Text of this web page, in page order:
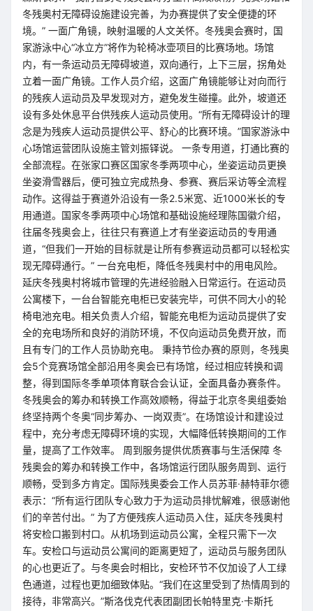
冬残奥村无障碍设施建设完善，为办赛提供了安全便捷的环
境。” 一面广角镜，映射温暖的人文关怀。冬残奥会赛时，国
家游泳中心“冰立方”将作为轮椅冰壶项目的比赛场地。场馆
内，有一条运动员无障碍坡道，双向通行，上下三层，拐角处
立着一面广角镜。工作人员介绍，这面广角镜能够让对向而行
的残疾人运动员及早发现对方，避免发生碰撞。此外，坡道还
设有多处休息平台供残疾人运动员使用。“所有无障碍设计的理
念是为残疾人运动员提供公平、舒心的比赛环境。”国家游泳中
心场馆运营团队设施主管刘振铎说。 一条专用道，打通比赛的
全部流程。在张家口赛区国家冬季两项中心，坐姿运动员更换
坐姿滑雪器后，便可独立完成热身、参赛、赛后采访等全流程
动作。这得益于赛道外沿设有一条2.5米宽、近1000米长的专
用通道。国家冬季两项中心场馆和基础设施经理陈国徽介绍，
往届冬残奥会上，往往只有赛道上才有坐姿运动员的专用通
道，“但我们一开始的目标就是让所有参赛运动员都可以轻松实
现无障碍通行。” 一台充电柜，降低冬残奥村中的用电风险。
延庆冬残奥村将城市管理的先进经验融入日常运行。在运动员
公寓楼下，一台台智能充电柜已安装完毕，可供不同大小的轮
椅电池充电。相关负责人介绍，智能充电柜为运动员提供了安
全的充电场所和良好的消防环境，不仅向运动员免费开放，而
且有专门的工作人员协助充电。 秉持节俭办赛的原则，冬残奥
会5个竞赛场馆全部沿用冬奥会已有场馆，经过相应转换和调
整，得到国际冬季单项体育联合会认证，全面具备办赛条件。
冬残奥会的筹办和转换工作高效顺畅，得益于北京冬奥组委始
终坚持两个冬奥“同步筹办、一岗双责”。在场馆设计和建设过
程中，充分考虑无障碍环境的实现，大幅降低转换期间的工作
量，提高了工作效率。 周到服务提供优质赛事与生活保障 冬
残奥会的筹办和转换工作中，各场馆运行团队服务周到、运行
顺畅，受到多方肯定。国际残奥委会工作人员苏菲·赫特菲尔德
表示：“所有运行团队专心致力于为运动员排忧解难，很感谢他
们的辛苦付出。” 为了方便残疾人运动员入住，延庆冬残奥村
将安检口搬到村口。从机场到运动员公寓，全程只需下一次
车。安检口与运动员公寓间的距离更短了，运动员与服务团队
的心也更近了。与冬奥会时相比，安检环节不仅加设了人工绿
色通道，过程也更加细致体贴。“我们在这里受到了热情周到的
接待，非常高兴。”斯洛伐克代表团副团长帕特里克·卡斯托